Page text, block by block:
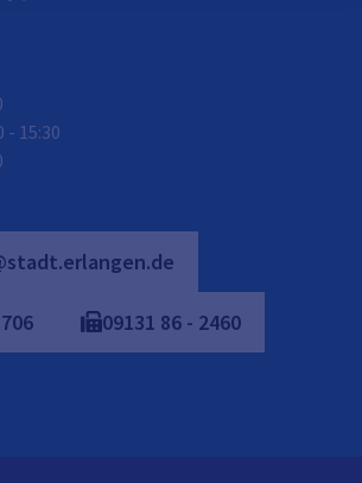
- 15:30
09131 86 - 2460